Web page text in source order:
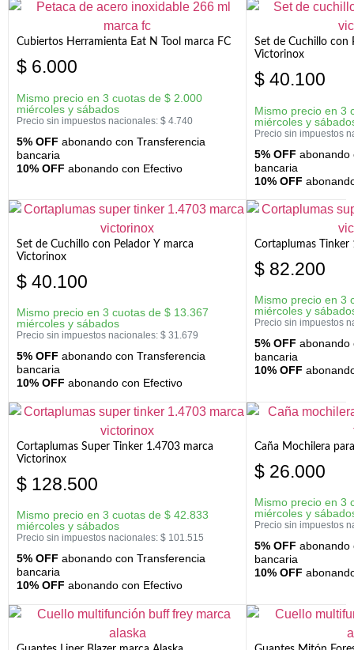
Cubiertos Herramienta Eat N Tool marca FC
$ 6.000
Mismo precio en 3 cuotas de $ 2.000
miércoles y sábados
Precio sin impuestos nacionales: $ 4.740
5% OFF abonando con Transferencia
bancaria
10% OFF abonando con Efectivo
Set de Cuchillo con
Victorinox
$ 40.100
Mismo precio en 3
miércoles y
Precio sin impuestos
5% OFF abonando
bancaria
10% OFF
Set de Cuchillo con Pelador Y marca
Victorinox
$ 40.100
Mismo precio en 3 cuotas de $ 13.367
miércoles y sábados
Precio sin impuestos nacionales: $ 31.679
5% OFF abonando con Transferencia
bancaria
10% OFF abonando con Efectivo
Cortaplumas
$ 82.200
Mismo precio en 3
miércoles y
Precio sin impuestos
5% OFF abonando
bancaria
10% OFF
Cortaplumas Super Tinker 1.4703 marca
Victorinox
$ 128.500
Mismo precio en 3 cuotas de $ 42.833
miércoles y sábados
Precio sin impuestos nacionales: $ 101.515
5% OFF abonando con Transferencia
bancaria
10% OFF abonando con Efectivo
Caña Mochilera
$ 26.000
Mismo precio en 3
miércoles y
Precio sin impuestos
5% OFF abonando
bancaria
10% OFF